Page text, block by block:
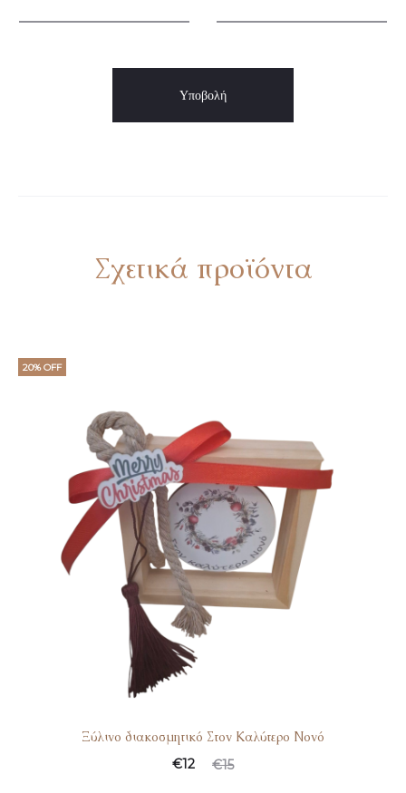
ς
Σχετικά προϊόντα
20% OFF
Ξύλινο διακοσμητικό Στον Καλύτερο Νονό
€15
€12